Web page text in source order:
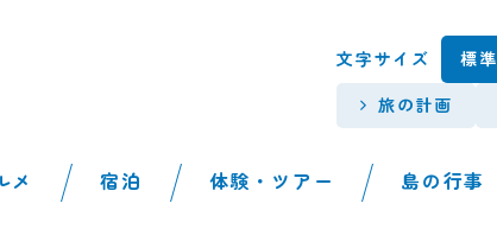
文字サイズ 標準
旅の計画
メ 宿泊 体験・ツアー 島の行事